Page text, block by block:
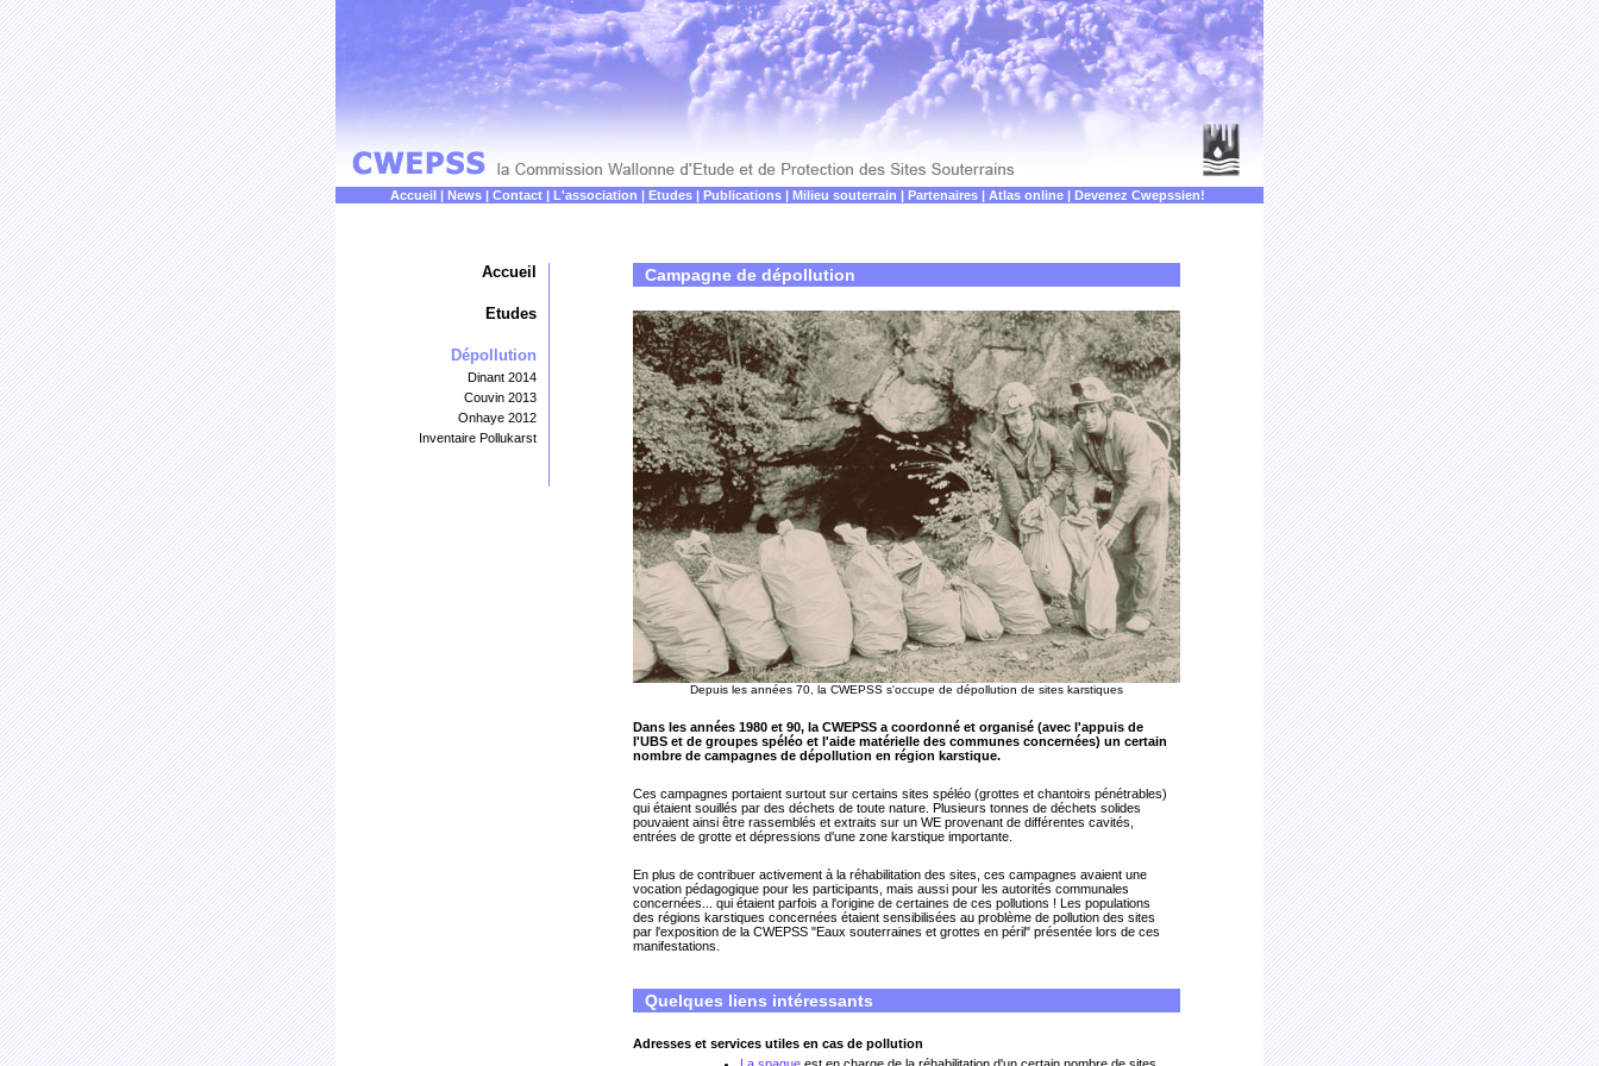
Accueil | News | Contact | L'association | Etudes | Publications | Milieu souterrain | Partenaires | Atlas online | Devenez Cwepssien!
Campagne de dépollution
Depuis les années 70, la CWEPSS s'occupe de dépollution de sites karstiques
Dans les années 1980 et 90, la CWEPSS a coordonné et organisé (avec l'appuis de
l'UBS et de groupes spéléo et l'aide matérielle des communes concernées) un certain
nombre de campagnes de dépollution en région karstique.
Ces campagnes portaient surtout sur certains sites spéléo (grottes et chantoirs pénétrables)
qui étaient souillés par des déchets de toute nature. Plusieurs tonnes de déchets solides
pouvaient ainsi être rassemblés et extraits sur un WE provenant de différentes cavités,
entrées de grotte et dépressions d'une zone karstique importante.
En plus de contribuer activement à la réhabilitation des sites, ces campagnes avaient une
vocation pédagogique pour les participants, mais aussi pour les autorités communales
concernées... qui étaient parfois a l'origine de certaines de ces pollutions ! Les populations
des régions karstiques concernées étaient sensibilisées au problème de pollution des sites
par l'exposition de la CWEPSS "Eaux souterraines et grottes en péril" présentée lors de ces
manifestations.
Quelques liens intéressants
Adresses et services utiles en cas de pollution
Accueil
Etudes
Dépollution
Dinant 2014
Couvin 2013
Onhaye 2012
Inventaire Pollukarst